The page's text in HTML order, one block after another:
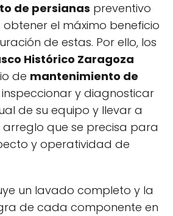
de persianas preventivo
el máximo beneficio
de estas. Por ello, los
Histórico Zaragoza
de mantenimiento de
y diagnosticar
de su equipo y llevar a
que se precisa para
y operatividad de
un lavado completo y la
de cada componente en